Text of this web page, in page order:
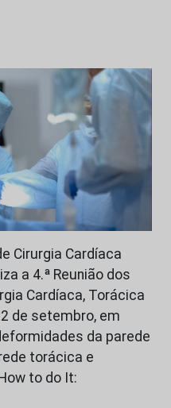
Cirurgia Cardíaca
a 4.ª Reunião dos
Cardíaca, Torácica
de setembro, em
da parede
torácica e
to do It: